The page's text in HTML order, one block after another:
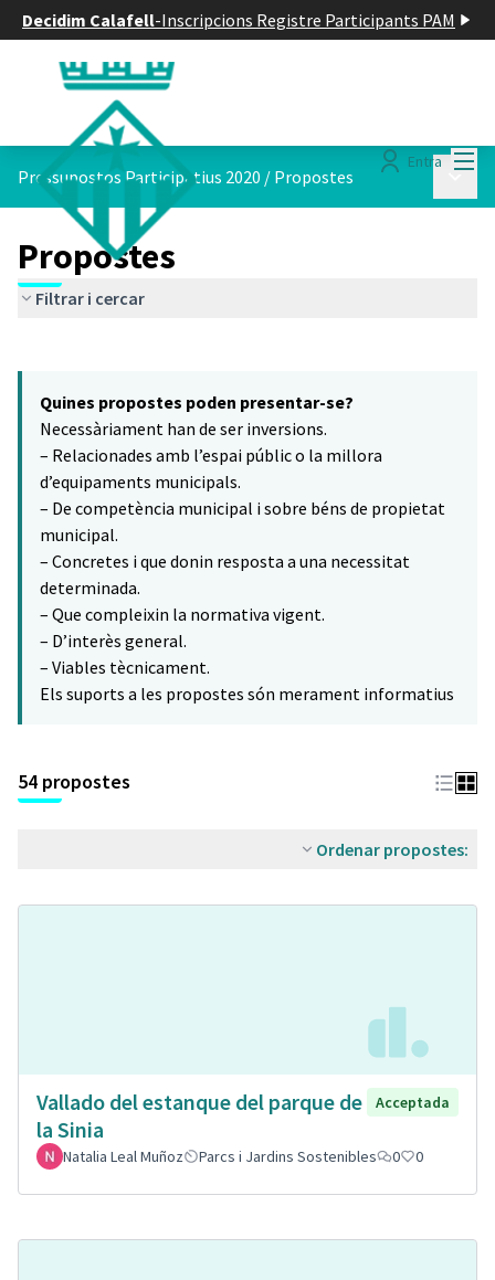
Decidim Calafell-Inscripcions Registre Participants PAM
Entra
Pressupostos Participatius 2020 / Propostes
Propostes
Filtrar i cercar
−
Quines propostes poden presentar-se?
Necessàriament han de ser inversions.
– Relacionades amb l’espai públic o la millora
d’equipaments municipals.
– De competència municipal i sobre béns de propietat
municipal.
– Concretes i que donin resposta a una necessitat
determinada.
– Que compleixin la normativa vigent.
– D’interès general.
– Viables tècnicament.
Els suports a les propostes són merament informatius
54 propostes
Ordenar propostes:
Vallado del estanque del parque de
la Sinia
Acceptada
Natalia Leal Muñoz Parcs i Jardins Sostenibles 0 0